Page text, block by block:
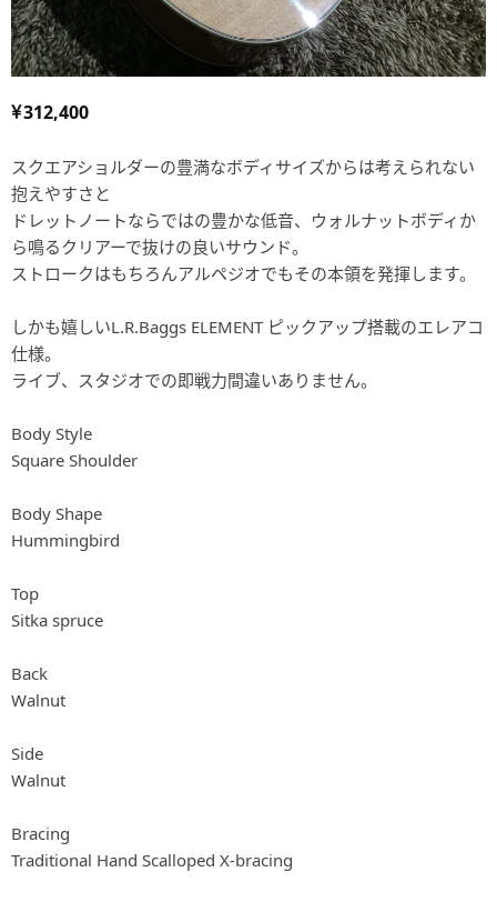
312,400
スクエアショルダーの豊満なボディサイズからは考えられない
抱えやすさと
ドレットノートならではの豊かな低音、ウォルナットボディか
ら鳴るクリアーで抜けの良いサウンド。
ストロークはもちろんアルペジオでもその本領を発揮します。
しかも嬉しいL.R.Baggs ELEMENT ピックアップ搭載のエレアコ
仕様。
ライブ、スタジオでの即戦力間違いありません。
Body Style
Square Shoulder
Body Shape
Hummingbird
Top
Sitka spruce
Back
Walnut
Side
Walnut
Bracing
Traditional Hand Scalloped X-bracing